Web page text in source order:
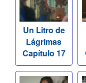
Un Litro de
Lágrimas
Capítulo 17